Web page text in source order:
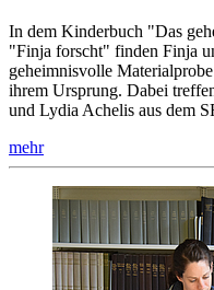
In dem Kinderbuch "Das
"Finja forscht" finden Finja
geheimnisvolle
ihrem Ursprung. Dabei
und Lydia Achelis aus dem
mehr